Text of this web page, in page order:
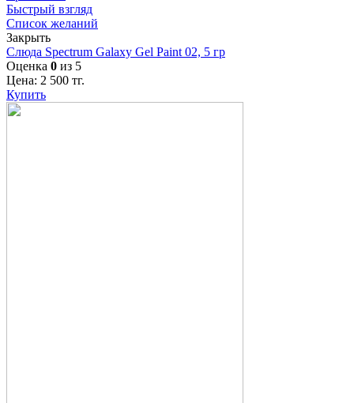
Быстрый взгляд
Список желаний
Закрыть
Слюда Spectrum Galaxy Gel Paint 02, 5 гр
Оценка 0 из 5
Цена: 2 500 тг.
Купить